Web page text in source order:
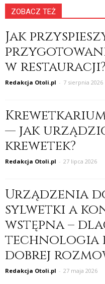
ZOBACZ TEŻ
Jak
w restauracji?
Redakcja Otoli.pl - 7 sierpnia 2026
— jak
krewetek?
Redakcja Otoli.pl - 27 lipca 2026
Urządzenia
sylwetki a
wstępna –
technologia
dobrej
Redakcja Otoli.pl - 27 maja 2026